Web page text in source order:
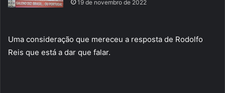
19 de novembro de 2022
Uma consideração que mereceu a resposta de Rodolfo
Reis que está a dar que falar.